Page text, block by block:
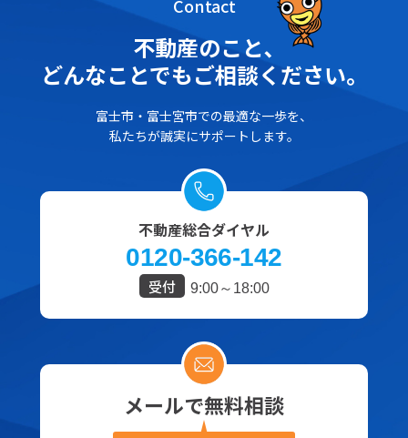
Contact
不動産のこと､
どんなことでもご相談ください。
富士市・富士宮市での最適な一歩を、
私たちが誠実にサポートします。
不動産総合ダイヤル
0120-366-142
受付 9:00～18:00
メールで無料相談